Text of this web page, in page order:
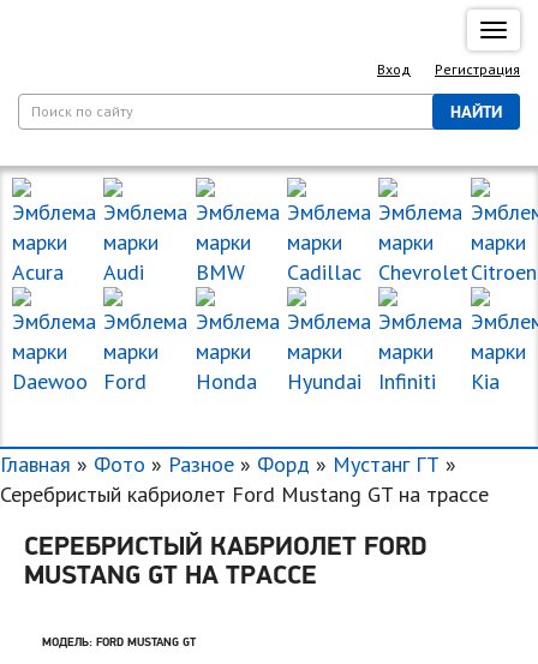
Вход Регистрация
НАЙТИ
Главная » Фото » Разное » Форд » Мустанг ГТ »
Серебристый кабриолет Ford Mustang GT на трассе
СЕРЕБРИСТЫЙ КАБРИОЛЕТ FORD
MUSTANG GT НА ТРАССЕ
МОДЕЛЬ: FORD MUSTANG GT